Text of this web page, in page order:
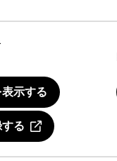
示する
る